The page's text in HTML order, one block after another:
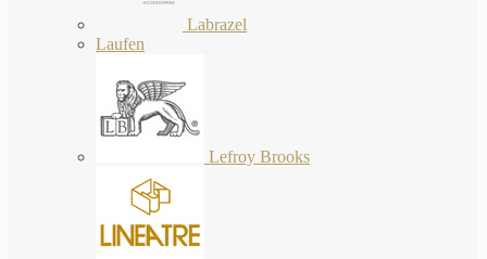
Labrazel
Laufen
Lefroy Brooks